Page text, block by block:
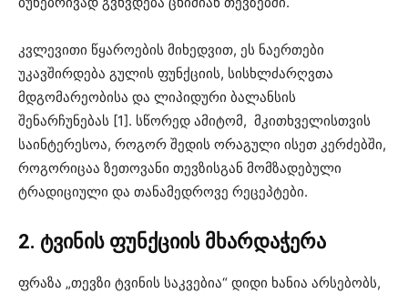
კვლევითი წყაროების მიხედვით, ეს ნაერთები
უკავშირდება გულის ფუნქციის, სისხლძარღვთა
მდგომარეობისა და ლიპიდური ბალანსის
შენარჩუნებას [1]. სწორედ ამიტომ, მკითხველისთვის
საინტერესოა, როგორ შედის ორაგული ისეთ კერძებში,
როგორიცაა ზეთოვანი თევზისგან მომზადებული
ტრადიციული და თანამედროვე რეცეპტები.
2. ტვინის ფუნქციის მხარდაჭერა
ფრაზა „თევზი ტვინის საკვებია“ დიდი ხანია არსებობს,